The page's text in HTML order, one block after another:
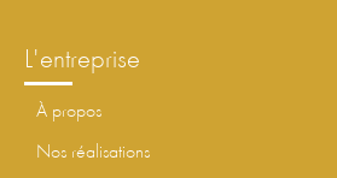
l'entreprise
à propos
nos réalisations